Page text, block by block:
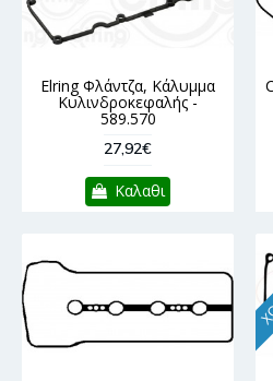
Elring Φλάντζα, Κάλυμμα
Κυλινδροκεφαλής -
589.570
27,92€
Καλαθι